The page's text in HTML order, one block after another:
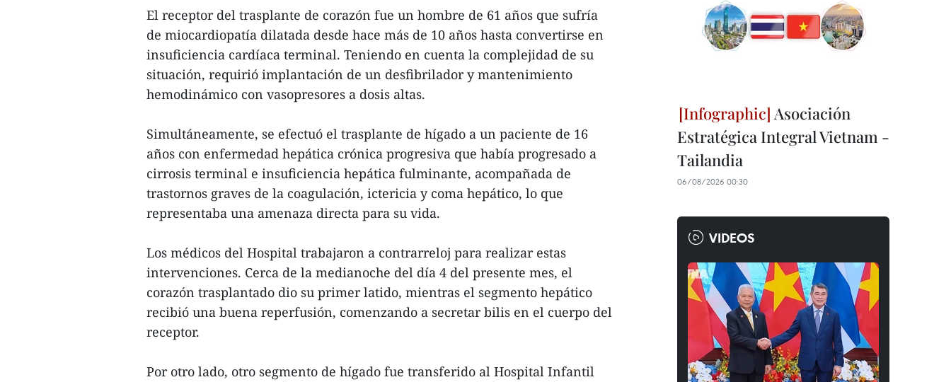
El receptor del trasplante de corazón fue un hombre de 61 años que sufría
de miocardiopatía dilatada desde hace más de 10 años hasta convertirse en
insuficiencia cardíaca terminal. Teniendo en cuenta la complejidad de su
situación, requirió implantación de un desfibrilador y mantenimiento
hemodinámico con vasopresores a dosis altas.
Simultáneamente, se efectuó el trasplante de hígado a un paciente de 16
años con enfermedad hepática crónica progresiva que había progresado a
cirrosis terminal e insuficiencia hepática fulminante, acompañada de
trastornos graves de la coagulación, ictericia y coma hepático, lo que
representaba una amenaza directa para su vida.
Los médicos del Hospital trabajaron a contrarreloj para realizar estas
intervenciones. Cerca de la medianoche del día 4 del presente mes, el
corazón trasplantado dio su primer latido, mientras el segmento hepático
recibió una buena reperfusión, comenzando a secretar bilis en el cuerpo del
receptor.
Por otro lado, otro segmento de hígado fue transferido al Hospital Infantil
Asociación
Estratégica Integral Vietnam -
Tailandia
06/08/2026 00:30
VIDEOS